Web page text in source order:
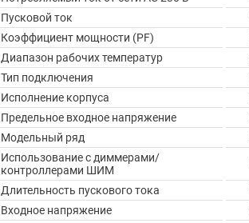
Пусковой ток
Коэффициент мощности (PF)
Диапазон рабочих температур
Тип подключения
Исполнение корпуса
Предельное входное напряжение
Модельный ряд
Использование с диммерами/
контроллерами ШИМ
Длительность пускового тока
Входное напряжение